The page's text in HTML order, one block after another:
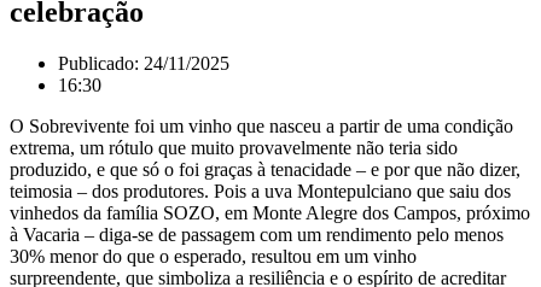
celebração
Publicado: 24/11/2025
16:30
O Sobrevivente foi um vinho que nasceu a partir de uma condição
extrema, um rótulo que muito provavelmente não teria sido
produzido, e que só o foi graças à tenacidade – e por que não dizer,
teimosia – dos produtores. Pois a uva Montepulciano que saiu dos
vinhedos da família SOZO, em Monte Alegre dos Campos, próximo
à Vacaria – diga-se de passagem com um rendimento pelo menos
30% menor do que o esperado, resultou em um vinho
surpreendente, que simboliza a resiliência e o espírito de acreditar